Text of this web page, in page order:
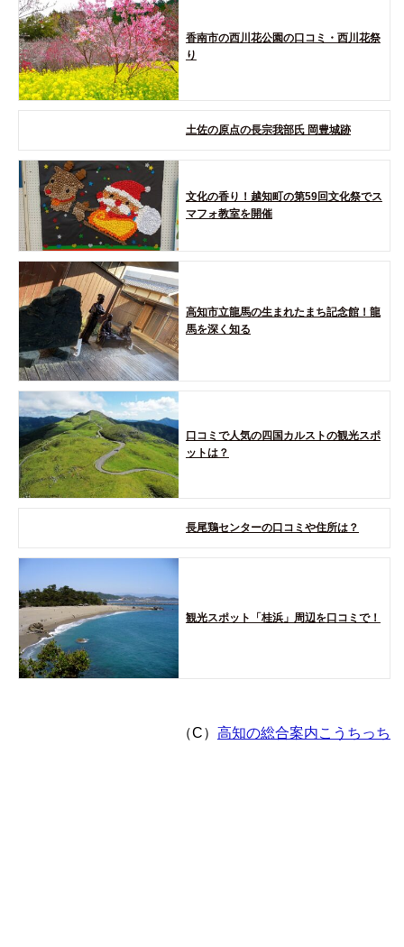
香南市の西川花公園の口コミ・西川花祭
り
土佐の原点の長宗我部氏 岡豊城跡
文化の香り！越知町の第59回文化祭でス
マフォ教室を開催
高知市立龍馬の生まれたまち記念館！龍
馬を深く知る
口コミで人気の四国カルストの観光スポ
ットは？
長尾鶏センターの口コミや住所は？
観光スポット「桂浜」周辺を口コミで！
（C） 高知の総合案内こうちっち